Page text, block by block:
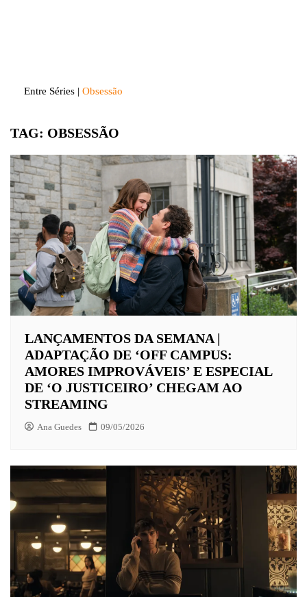
Entre Séries | Obsessão
TAG: OBSESSÃO
LANÇAMENTOS DA SEMANA |
ADAPTAÇÃO DE ‘OFF CAMPUS:
AMORES IMPROVÁVEIS’ E ESPECIAL
DE ‘O JUSTICEIRO’ CHEGAM AO
STREAMING
Ana Guedes 09/05/2026